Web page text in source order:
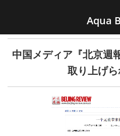
Aqua
TOP
KENCOS・eye-cos
中国メディア『北京週
取り上げ